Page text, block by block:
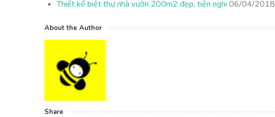
Thiết kế biệt thự nhà vườn 200m2 đẹp, tiện nghi 06/04/2018
About the Author
Share